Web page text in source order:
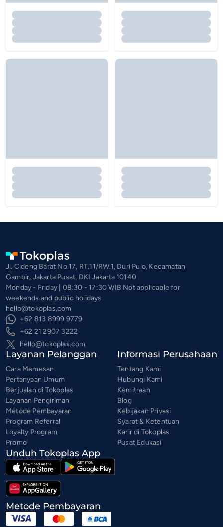
Jl. Cideng Barat No.17, RT.11/RW.1, Duri Pulo, Kecamatan
Gambir, Jakarta Pusat, DKI Jakarta 10140
Monday - Friday | 08:30 - 17:30 WIB Not applicable for
weekends and public holidays
hello@tokoplas.com
+62 813 8999 9779
+62 21 2907 3222
hello@tokoplas.com
Layanan Pelanggan
Cara Memesan
Pertanyaan Umum
Berjualan di Tokoplas
Layanan Pengiriman
Metode Pembayaran
Program Referral
Loyalty Program
Promo
Informasi Perusahaan
Tentang Kami
Hubungi Kami
Kemitraan
Blog
Kebijakan Privasi
Syarat & Ketentuan
Karir di Tokoplas
Pusat Edukasi
Unduh Tokoplas App
Metode Pembayaran